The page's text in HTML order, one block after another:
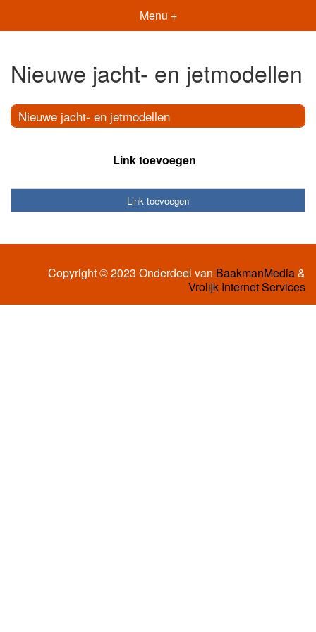
Menu +
Nieuwe jacht- en jetmodellen
Nieuwe jacht- en jetmodellen
Link toevoegen
Link toevoegen
Copyright © 2023 Onderdeel van BaakmanMedia&
Vrolijk Internet Services